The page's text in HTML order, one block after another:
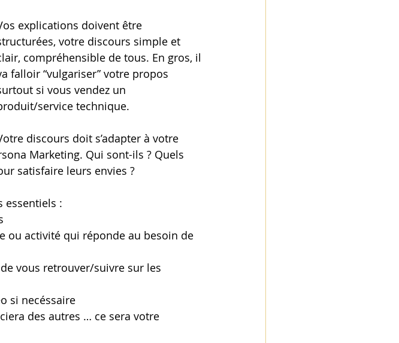
explications doivent être
votre discours simple et
compréhensible de tous. En gros, il
falloir “vulgariser” votre propos
si vous vendez un
service technique.
discours doit s’adapter à votre
Marketing. Qui sont-ils ? Quels
satisfaire leurs envies ?
essentiels :
ou activité qui réponde au besoin de
vous retrouver/suivre sur les
si necéssaire
des autres … ce sera votre